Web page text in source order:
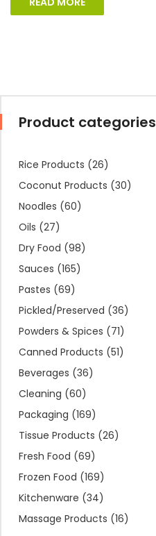
Product categories
Rice Products (26)
Coconut Products (30)
Noodles (60)
Oils (27)
Dry Food (98)
Sauces (165)
Pastes (69)
Pickled/Preserved (36)
Powders & Spices (71)
Canned Products (51)
Beverages (36)
Cleaning (60)
Packaging (169)
Tissue Products (26)
Fresh Food (69)
Frozen Food (169)
Kitchenware (34)
Massage Products (16)